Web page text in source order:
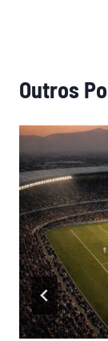
Outros